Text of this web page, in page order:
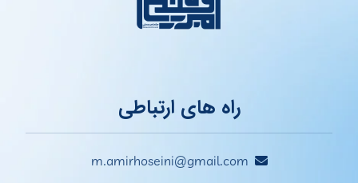
راه های ارتباطی
m.amirhoseini@gmail.com